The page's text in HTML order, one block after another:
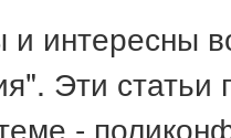
интересны
Эти статьи
-